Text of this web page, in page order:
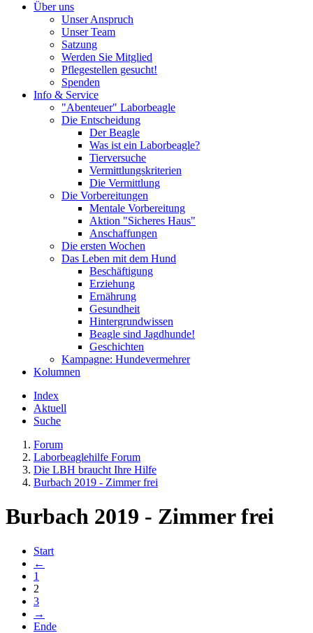
Über uns
Unser Anspruch
Unser Team
Satzung
Werden Sie Mitglied
Pflegestellen gesucht!
Spenden
Info & Service
"Abenteuer" Laborbeagle
Die Entscheidung
Der Beagle
Was ist ein Laborbeagle?
Tierversuche
Vermittlungskriterien
Die Vermittlung
Die Vorbereitungen
Mentale Vorbereitung
Aktion "Sicheres Haus"
Anschaffungen
Die ersten Wochen
Das Leben mit dem Hund
Beschäftigung
Erziehung
Ernährung
Gesundheit
Hintergrundwissen
Beagle sind Jagdhunde!
Geschichten
Kampagne: Hundevermehrer
Kolumnen
Index
Aktuell
Suche
Forum
Laborbeaglehilfe Forum
Die LBH braucht Ihre Hilfe
Burbach 2019 - Zimmer frei
Burbach 2019 - Zimmer frei
Start
←
1
2
3
→
Ende